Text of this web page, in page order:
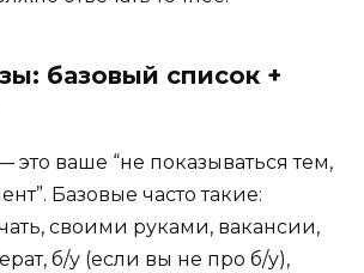
базовый список +
ваше “не показываться тем,
Базовые часто такие:
своими руками, вакансии,
б/у (если вы не про б/у),